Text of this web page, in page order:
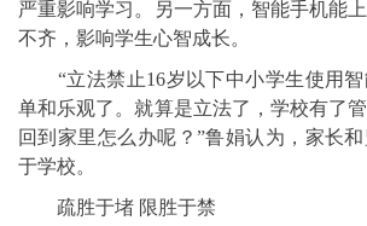
严重影响学习。另一方面，智能手机能
不齐，影响学生心智成长。
“立法禁止16岁以下中小学生使用智
单和乐观了。就算是立法了，学校有了
回到家里怎么办呢？”鲁娟认为，家长
于学校。
疏胜于堵 限胜于禁